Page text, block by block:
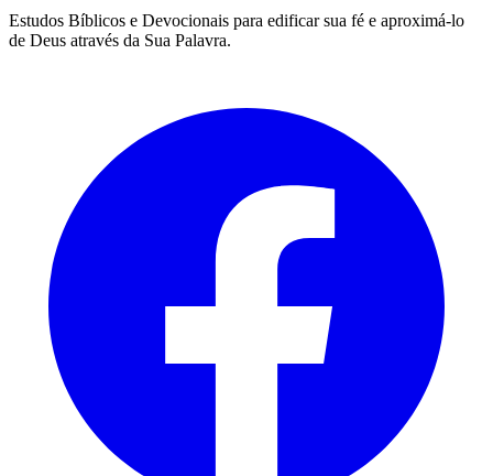
Estudos Bíblicos e Devocionais para edificar sua fé e aproximá-lo
de Deus através da Sua Palavra.